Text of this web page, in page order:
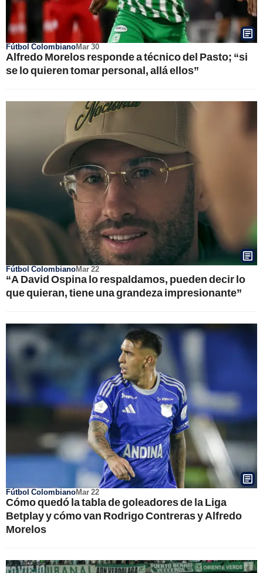
Fútbol ColombianoMar 30
Alfredo Morelos responde a técnico del Pasto; “si
se lo quieren tomar personal, allá ellos”
Fútbol ColombianoMar 22
“A David Ospina lo respaldamos, pueden decir lo
que quieran, tiene una grandeza impresionante”
Fútbol ColombianoMar 22
Cómo quedó la tabla de goleadores de la Liga
Betplay y cómo van Rodrigo Contreras y Alfredo
Morelos